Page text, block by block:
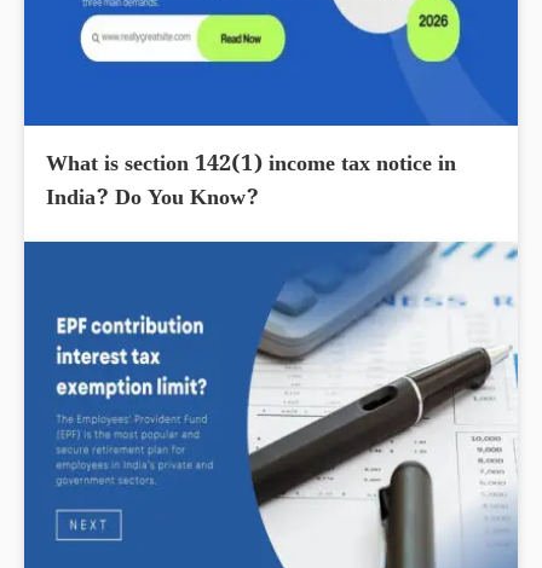
What is section 142(1) income tax notice in
India? Do You Know?